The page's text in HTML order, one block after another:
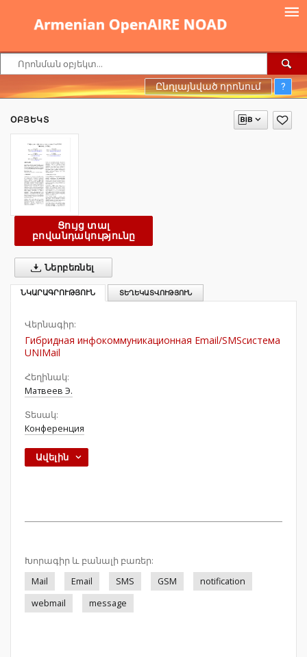
Ընդլայնված որոնում ?
ՕԲՅԵԿՏ
Ցույց տալ
բովանդակությունը
Ներբեռնել
ՆԿԱՐԱԳՐՈՒԹՅՈՒՆ ՏԵՂԵԿԱՏՎՈՒԹՅՈՒՆ
Վերնագիր:
Гибридная инфокоммуникационная Email/SMSсистема
UNIMail
Հեղինակ:
Матвеев Э.
Տեսակ:
Конференция
Ավելին
Խորագիր և բանալի բառեր:
Mail
Email SMS GSM
notification
webmail
message